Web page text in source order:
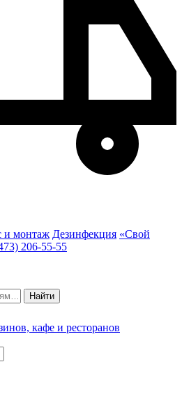
и монтаж Дезинфекция «Свой
206-55-55
Найти